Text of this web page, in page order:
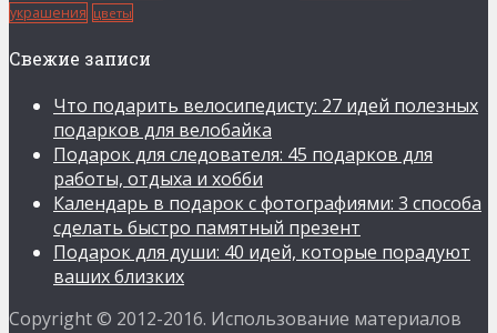
украшения цветы
Свежие записи
Что подарить велосипедисту: 27 идей полезных
подарков для велобайка
Подарок для следователя: 45 подарков для
работы, отдыха и хобби
Календарь в подарок с фотографиями: 3 способа
сделать быстро памятный презент
Подарок для души: 40 идей, которые порадуют
ваших близких
Copyright © 2012-2016. Использование материалов